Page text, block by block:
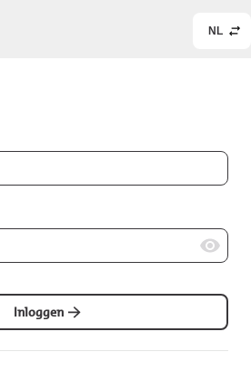
NL
Inloggen